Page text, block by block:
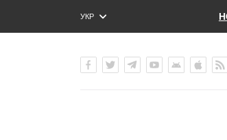
УКР
ENG